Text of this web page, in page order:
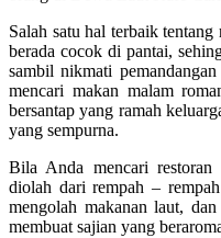
Salah satu hal terbaik
berada cocok di pantai,
sambil nikmati
mencari makan malam
bersantap yang ramah
yang sempurna.
Bila Anda mencari
diolah dari rempah –
mengolah makanan laut,
membuat sajian yang